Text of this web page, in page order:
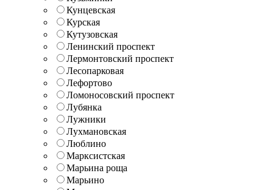
Кунцевская
Курская
Кутузовская
Ленинский проспект
Лермонтовский проспект
Лесопарковая
Лефортово
Ломоносовский проспект
Лубянка
Лужники
Лухмановская
Люблино
Марксистская
Марьина роща
Марьино